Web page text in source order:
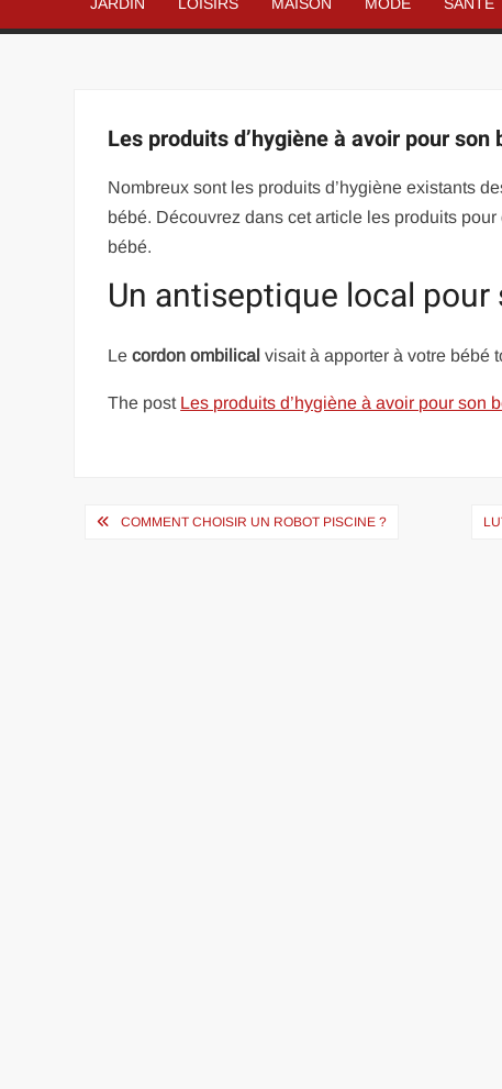
Les produits d’hygiène à avoir pour son
Nombreux sont les produits d’hygiène existants
bébé. Découvrez dans cet article les produits
bébé.
Un antiseptique local
Lecordon ombilical visait à apporter à votre bébé
The post Les produits d’hygiène à avoir pour son
Navigation
COMMENT CHOISIR UN ROBOT PISCINE ?